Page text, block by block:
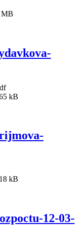
MB
kB
kB
12-03-